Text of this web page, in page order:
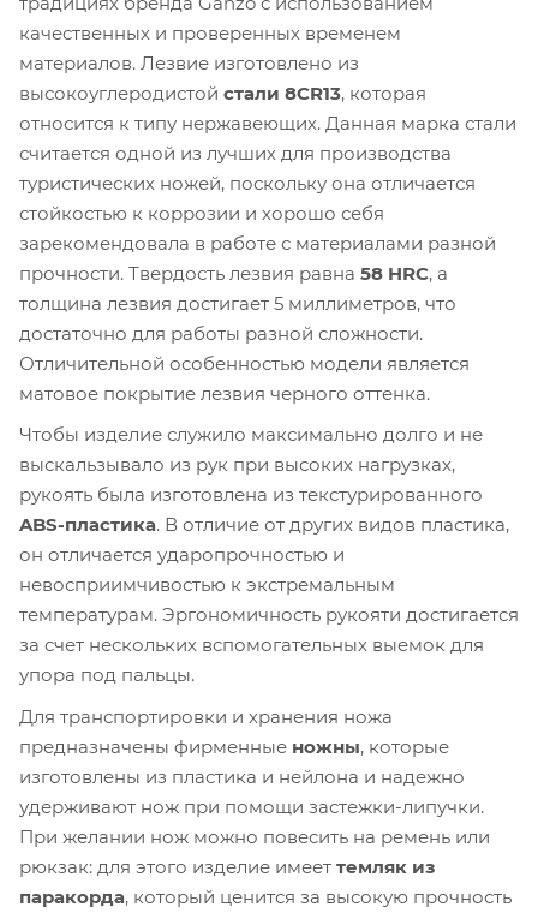
качественных и проверенных временем
материалов. Лезвие изготовлено из
высокоуглеродистой стали 8CR13, которая
относится к типу нержавеющих. Данная марка стали
считается одной из лучших для производства
туристических ножей, поскольку она отличается
стойкостью к коррозии и хорошо себя
зарекомендовала в работе с материалами разной
прочности. Твердость лезвия равна 58 HRC, а
толщина лезвия достигает 5 миллиметров, что
достаточно для работы разной сложности.
Отличительной особенностью модели является
матовое покрытие лезвия черного оттенка.
Чтобы изделие служило максимально долго и не
выскальзывало из рук при высоких нагрузках,
рукоять была изготовлена из текстурированного
ABS-пластика. В отличие от других видов пластика,
он отличается ударопрочностью и
невосприимчивостью к экстремальным
температурам. Эргономичность рукояти достигается
за счет нескольких вспомогательных выемок для
упора под пальцы.
Для транспортировки и хранения ножа
предназначены фирменные ножны, которые
изготовлены из пластика и нейлона и надежно
удерживают нож при помощи застежки-липучки.
При желании нож можно повесить на ремень или
рюкзак: для этого изделие имеет темляк из
паракорда, который ценится за высокую прочность